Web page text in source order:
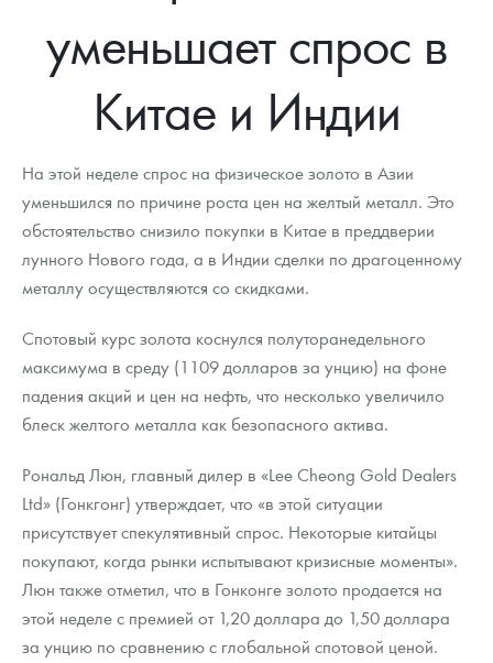
Иностранные
Памятные монеты России и СССР
Монеты Царской России
Монеты стран мира после 1950г
Монеты и жетоны ЗМД
Георгий Победоносец
Золотой червонец Сеятель
Аксессуары
Год Лошади
Флот: ледоколы и корабли
Ювелирные изделия
Русская нумизматика
Золотая карманная галерея
Наборы подарочных и коллекционных монет
Клуб ЗМД
Выкуп монет
Выкуп серебряных монет
Памятка для работы с монетами из драгметаллов
Монеты
Политика конфиденциальности
Положение по обработке и защите персональных данных
Подбор монет
Информация
Распродажа монет и жетонов
Новости
Аналитика и события
Итоги 2025 года. Прогноз курсов золота, серебра, платины на
2026 год
Cтатьи
Георгий Победоносец - динамика цен
Курс золота и серебра
Скупка слитков
Контакты
О нас
Наши преимущества
Пресс-служба
уменьшает спрос в
Китае и Индии
На этой неделе спрос на физическое золото в Азии
уменьшился по причине роста цен на желтый металл. Это
обстоятельство снизило покупки в Китае в преддверии
лунного Нового года, а в Индии сделки по драгоценному
металлу осуществляются со скидками.
Спотовый курс золота коснулся полуторанедельного
максимума в среду (1109 долларов за унцию) на фоне
падения акций и цен на нефть, что несколько увеличило
блеск желтого металла как безопасного актива.
Рональд Люн, главный дилер в «Lee Cheong Gold Dealers
Ltd» (Гонкгонг) утверждает, что «в этой ситуации
присутствует спекулятивный спрос. Некоторые китайцы
покупают, когда рынки испытывают кризисные моменты».
Люн также отметил, что в Гонконге золото продается на
этой неделе с премией от 1,20 доллара до 1,50 доллара
за унцию по сравнению с глобальной спотовой ценой.